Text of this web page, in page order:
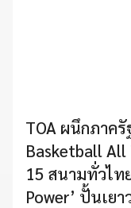
TOA ผนึกภาครั
Basketball All
15 สนามทั่วไท
Power’ ปั้นเย